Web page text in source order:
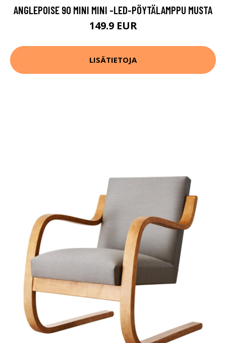
ANGLEPOISE 90 MINI MINI -LED-PÖYTÄLAMPPU MUSTA
149.9 EUR
LISÄTIETOJA